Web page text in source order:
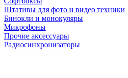
Штативы для фото и видео техники
Бинокли и монокуляры
Микрофоны
Прочие аксессуары
Радиосинхронизаторы